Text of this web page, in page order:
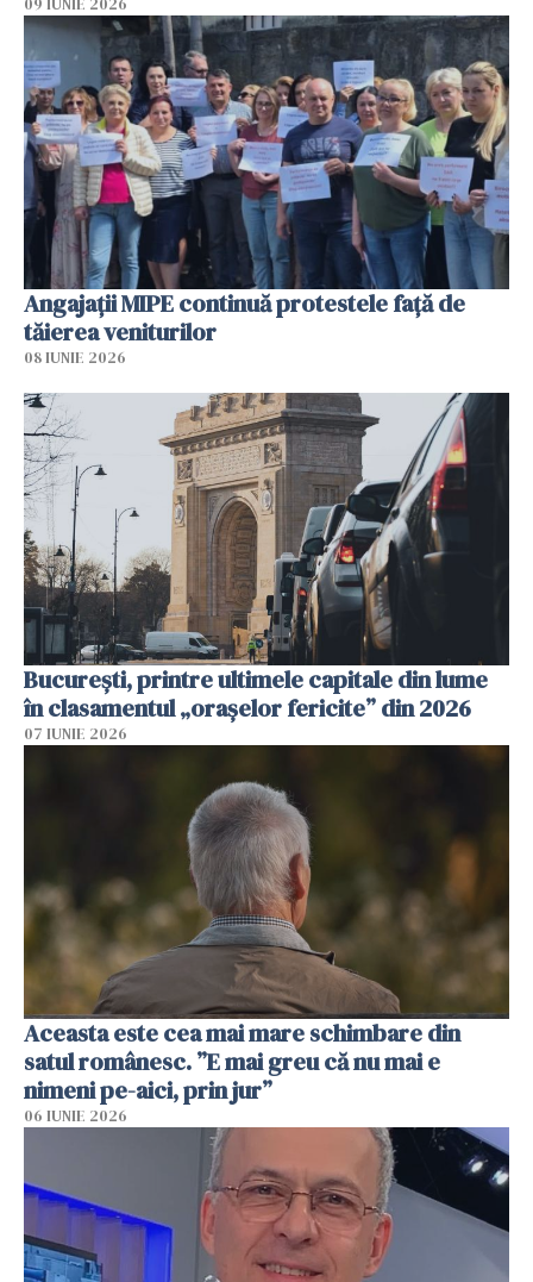
09 IUNIE 2026
Angajaţii MIPE continuă protestele faţă de
tăierea veniturilor
08 IUNIE 2026
București, printre ultimele capitale din lume
în clasamentul „orașelor fericite” din 2026
07 IUNIE 2026
Aceasta este cea mai mare schimbare din
satul românesc. ”E mai greu că nu mai e
nimeni pe-aici, prin jur”
06 IUNIE 2026